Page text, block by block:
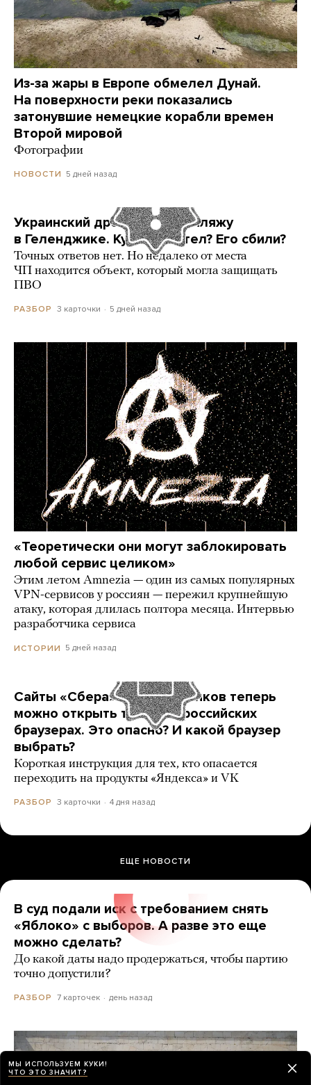
Из-за жары в Европе обмелел Дунай.
На поверхности реки показались
затонувшие немецкие корабли времен
Второй мировой
Фотографии
НОВОСТИ 5 дней назад
Украинский дрон попал по пляжу
в Геленджике. Куда он летел? Его сбили?
Точных ответов нет. Но недалеко от места
ЧП находится объект, который могла защищать
ПВО
РАЗБОР 3 карточки 5 дней назад
«Теоретически они могут заблокировать
любой сервис целиком»
Этим летом Amnezia — один из самых популярных
VPN-сервисов у россиян — пережил крупнейшую
атаку, которая длилась полтора месяца. Интервью
разработчика сервиса
ИСТОРИИ 5 дней назад
Сайты «Сбера» и других банков теперь
можно открыть только в российских
браузерах. Это опасно? И какой браузер
выбрать?
Короткая инструкция для тех, кто опасается
переходить на продукты «Яндекса» и VK
РАЗБОР 3 карточки 4 дня назад
ЕЩЕ НОВОСТИ
В суд подали иск с требованием снять
«Яблоко» с выборов. А разве это еще
можно сделать?
До какой даты надо продержаться, чтобы партию
точно допустили?
РАЗБОР 7 карточек день назад
МЫ ИСПОЛЬЗУЕМ КУКИ!
ЧТО ЭТО ЗНАЧИТ?